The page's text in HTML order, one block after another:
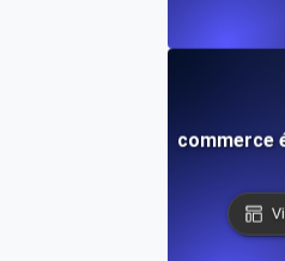
plateformes de